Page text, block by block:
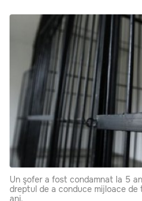
Un şofer a fost condamnat la 5
dreptul de a conduce mijloace
ani.